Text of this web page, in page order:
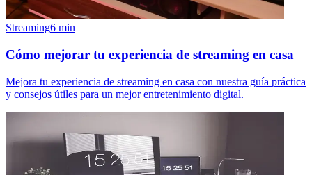
Streaming6 min
Cómo mejorar tu experiencia de streaming en casa
Mejora tu experiencia de streaming en casa con nuestra guía práctica
y consejos útiles para un mejor entretenimiento digital.